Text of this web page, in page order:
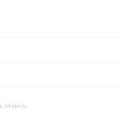
review.